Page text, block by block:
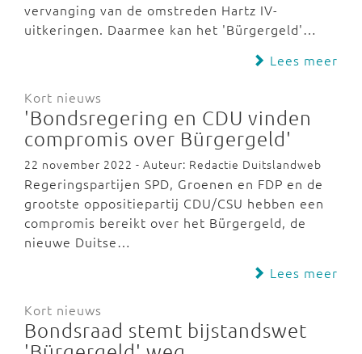
vervanging van de omstreden Hartz IV-
uitkeringen. Daarmee kan het 'Bürgergeld'…
Lees meer
Kort nieuws
'Bondsregering en CDU vinden
compromis over Bürgergeld'
22 november 2022 - Auteur: Redactie Duitslandweb
Regeringspartijen SPD, Groenen en FDP en de
grootste oppositiepartij CDU/CSU hebben een
compromis bereikt over het Bürgergeld, de
nieuwe Duitse…
Lees meer
Kort nieuws
Bondsraad stemt bijstandswet